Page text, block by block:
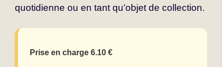
quotidienne ou en tant qu’objet de collection.
Prise en charge 6.10 €